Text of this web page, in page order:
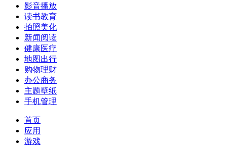
影音播放
读书教育
拍照美化
新闻阅读
健康医疗
地图出行
购物理财
办公商务
主题壁纸
手机管理
首页
应用
游戏